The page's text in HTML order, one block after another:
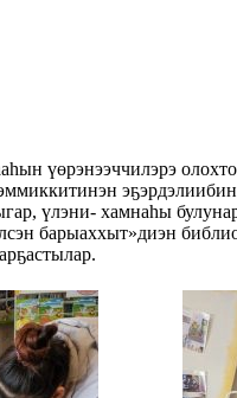
үөрэнээччилэрэ
үлэни- хамнаһы
барыаххыт»диэн